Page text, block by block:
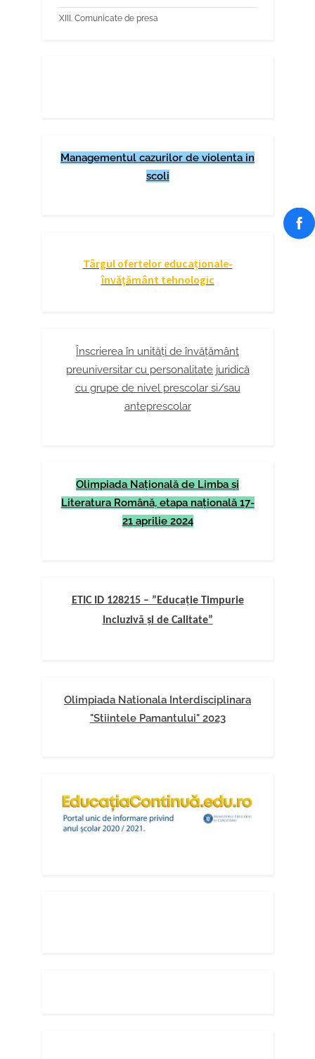
XIII. Comunicate de presa
Managementul cazurilor de violenta in
scoli
Târgul ofertelor educaționale-
învățământ tehnologic
Înscrierea în unități de învățământ
preuniversitar cu personalitate juridică
cu grupe de nivel prescolar si/sau
anteprescolar
Olimpiada Naţională de Limba şi
Literatura Română, etapa naţională 17-
21 aprilie 2024
ETIC ID 128215 – ”Educație Timpurie
Incluzivă și de Calitate”
Olimpiada Nationala Interdisciplinara
"Stiintele Pamantului" 2023